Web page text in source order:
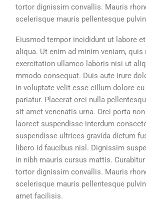
tortor dignissim convallis. Mauris
scelerisque mauris pellentesque
Eiusmod tempor incididunt ut labore
aliqua. Ut enim ad minim veniam, quis
exercitation ullamco laboris nisi ut
mmodo consequat. Duis aute irure
in voluptate velit esse cillum dolore
pariatur. Placerat orci nulla
sit amet venenatis urna. Orci porta
laoreet suspendisse interdum
suspendisse ultrices gravida dictum
libero id faucibus nisl. Dignissim
in nibh mauris cursus mattis.
tortor dignissim convallis. Mauris
scelerisque mauris pellentesque
amet facilisis.